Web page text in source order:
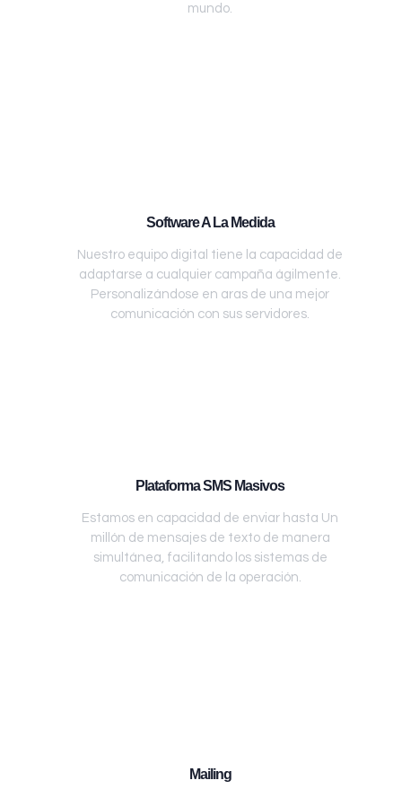
mundo.
Software A La Medida
Nuestro equipo digital tiene la capacidad de
adaptarse a cualquier campaña ágilmente.
Personalizándose en aras de una mejor
comunicación con sus servidores.
Plataforma SMS Masivos
Estamos en capacidad de enviar hasta Un
millón de mensajes de texto de manera
simultánea, facilitando los sistemas de
comunicación de la operación.
Mailing